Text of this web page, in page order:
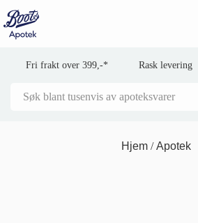
Fri frakt over 399,-* Rask levering
Hjem Apotek